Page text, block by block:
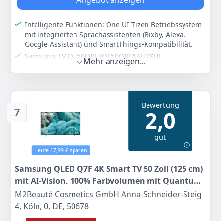
Zum Angebot
Intelligente Funktionen: One UI Tizen Betriebssystem
mit integrierten Sprachassistenten (Bixby, Alexa,
Google Assistant) und SmartThings-Kompatibilität.
Samsung TV QE50Q8F (QE50Q8FAAUXXH).
- Samsung 11 kg
443
Zum Angebot
Mehr anzeigen...
7
Heute 17,99 € sparen
Bewertung
2,0
gut
Samsung QLED Q7F 4K Smart TV 50 Zoll (125 cm)
mit AI-Vision, 100% Farbvolumen mit Quantum
Dot, HDR10+, Q4 AI Prozessor, One UI Tizen, Wi-
Fi, Bluetooth 5.3 und Motion...[Länderversion
Ungarisch]
M2Beauté Cosmetics GmbH Anna-Schneider-Steig
4, Köln, 0, DE, 50678